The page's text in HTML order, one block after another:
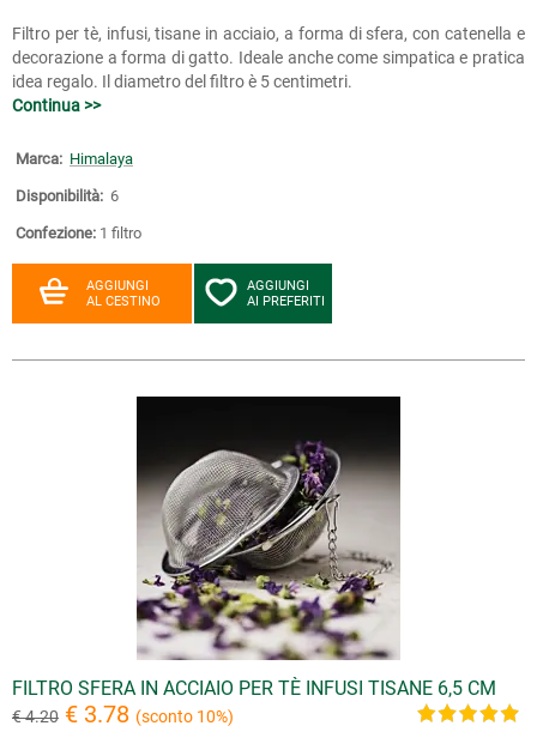
Filtro per tè, infusi, tisane in acciaio, a forma di sfera, con catenella e
decorazione a forma di gatto. Ideale anche come simpatica e pratica
idea regalo. Il diametro del filtro è 5 centimetri.
Continua >>
Marca: Himalaya
Disponibilità: 6
Confezione: 1 filtro
AGGIUNGI
AL CESTINO
AGGIUNGI
AI PREFERITI
FILTRO SFERA IN ACCIAIO PER TÈ INFUSI TISANE 6,5 CM
€ 4.20 € 3.78 (sconto 10%)